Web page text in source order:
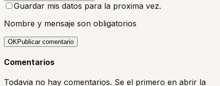
Guardar mis datos para la proxima vez.
Nombre y mensaje son obligatorios
OK Publicar comentario
Comentarios
Todavia no hay comentarios. Se el primero en abrir la